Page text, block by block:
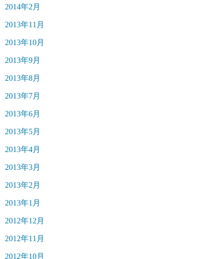
2014年2月
2013年11月
2013年10月
2013年9月
2013年8月
2013年7月
2013年6月
2013年5月
2013年4月
2013年3月
2013年2月
2013年1月
2012年12月
2012年11月
2012年10月